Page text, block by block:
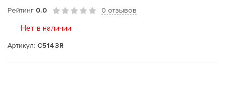
Рейтинг 0.0 0 отзывов
Нет в наличии
Артикул: C5143R